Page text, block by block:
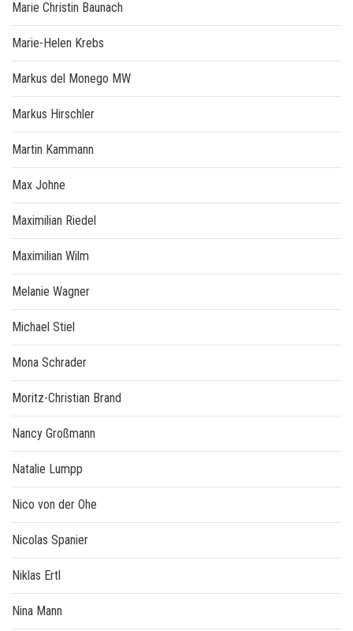
Marie Christin Baunach
Marie-Helen Krebs
Markus del Monego MW
Markus Hirschler
Martin Kammann
Max Johne
Maximilian Riedel
Maximilian Wilm
Melanie Wagner
Michael Stiel
Mona Schrader
Moritz-Christian Brand
Nancy Großmann
Natalie Lumpp
Nico von der Ohe
Nicolas Spanier
Niklas Ertl
Nina Mann